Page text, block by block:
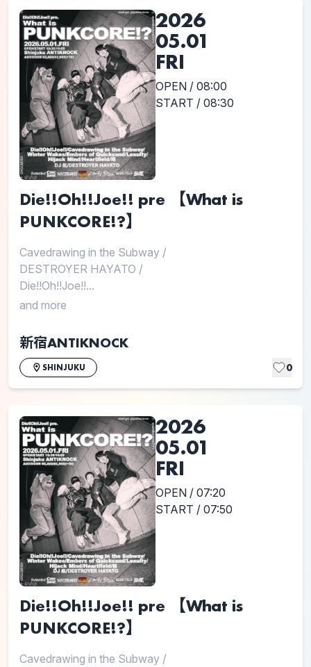
2026
05.01
FRI
OPEN / 08:00
START / 08:30
Die!!Oh!!Joe!! pre 【What is
PUNKCORE!?】
Cavedrawing in the Subway /
DESTROYER HAYATO /
Die!!Oh!!Joe!!...
and more
新宿ANTIKNOCK
SHINJUKU 0
2026
05.01
FRI
OPEN / 07:20
START / 07:50
Die!!Oh!!Joe!! pre 【What is
PUNKCORE!?】
Cavedrawing in the Subway /